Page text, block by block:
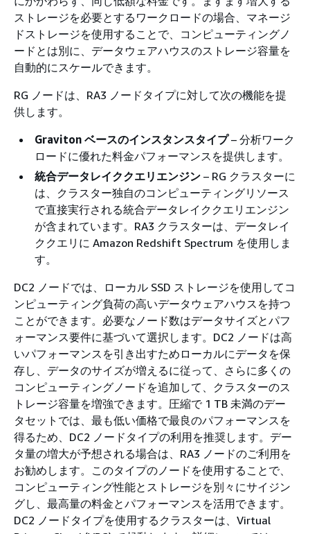
ストレージを必要とするワークロードの場合、マネージ
ドストレージを使用することで、コンピューティングノ
ードとは別に、データウェアハウスのストレージ容量を
自動的にスケールできます。
RG ノードは、RA3 ノードタイプに対して次の機能を提
供します。
Graviton ベースのインスタンスタイプ– 分析ワーク
ロードに優れた料金パフォーマンスを提供します。
統合データレイククエリエンジン – RG クラスターに
は、クラスター独自のコンピューティングリソース
で直接実行される統合データレイククエリエンジン
が含まれています。RA3 クラスターは、データレイ
ククエリに Amazon Redshift Spectrum を使用しま
す。
DC2 ノードでは、ローカル SSD ストレージを使用してコ
ンピューティング負荷の高いデータウェアハウスを持つ
ことができます。必要なノード数はデータサイズとパフ
ォーマンス要件に基づいて選択します。DC2 ノードは高
いパフォーマンスを引き出すためローカルにデータを保
存し、データのサイズが増えるに従って、さらに多くの
コンピューティングノードを追加して、クラスターのス
トレージ容量を増強できます。圧縮で 1 TB 未満のデー
タセットでは、最も低い価格で最良のパフォーマンスを
得るため、DC2 ノードタイプの利用を推奨します。デー
タ量の増大が予想される場合は、RA3 ノードのご利用を
お勧めします。このタイプのノードを使用することで、
コンピューティング性能とストレージを別々にサイジン
グし、最高量の料金とパフォーマンスを活用できます。
DC2 ノードタイプを使用するクラスターは、Virtual